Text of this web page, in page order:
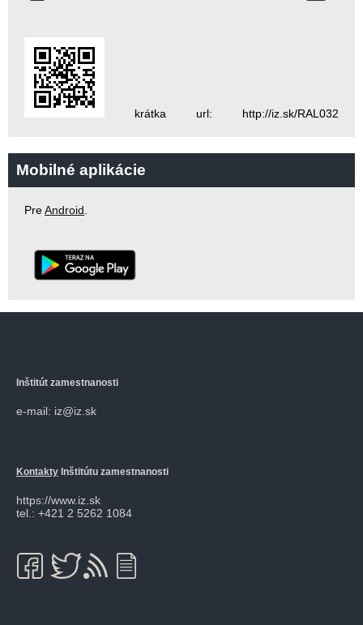
krátka url: http://iz.sk/RAL032
Mobilné aplikácie
PreAndroid.
Inštitút zamestnanosti
e-mail: iz@iz.sk
Kontakty Inštitútu zamestnanosti
https://www.iz.sk
tel.: +421 2 5262 1084